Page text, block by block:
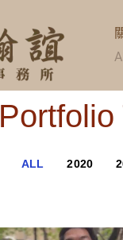
ALL 2020